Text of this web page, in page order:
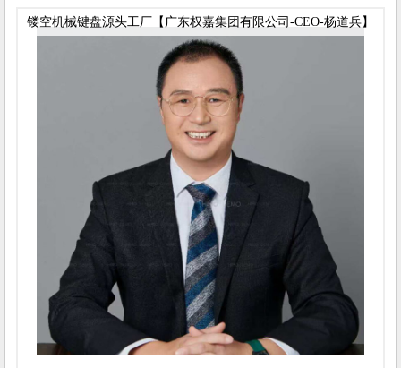
镂空机械键盘源头工厂【广东权嘉集团有限公司-CEO-杨道兵】